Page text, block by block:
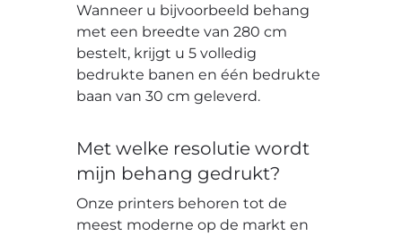
Wanneer u bijvoorbeeld behang
met een breedte van 280 cm
bestelt, krijgt u 5 volledig
bedrukte banen en één bedrukte
baan van 30 cm geleverd.
Met welke resolutie wordt
mijn behang gedrukt?
Onze printers behoren tot de
meest moderne op de markt en